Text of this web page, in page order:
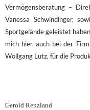
Vermögensberatung –
Vanessa Schwindinger,
Sportgelände geleistet
mich hier auch bei der
Wollgang Lutz, für die
Gerold Renzland